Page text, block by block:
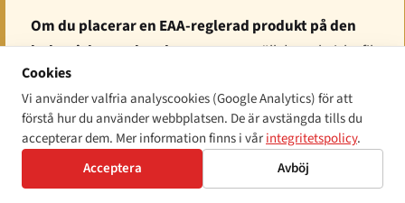
Om du placerar en EAA-reglerad produkt på den
bulgariska marknaden:sammanställ den tekniska fil
som krävs under ZIDPU och dess bilagor; fäst CE-
märket där tillämpligt; utfärda EU-försäkran om
överensstämmelse; se till att instruktioner och
produktinformation medföljer produkten på
bulgariska; samarbeta med DAMTN:s
Cookies
Vi använder valfria analyscookies (Google Analytics) för att
förstå hur du använder webbplatsen. De är avstängda tills du
accepterar dem. Mer information finns i vårintegritetspolicy.
Acceptera
Avböj